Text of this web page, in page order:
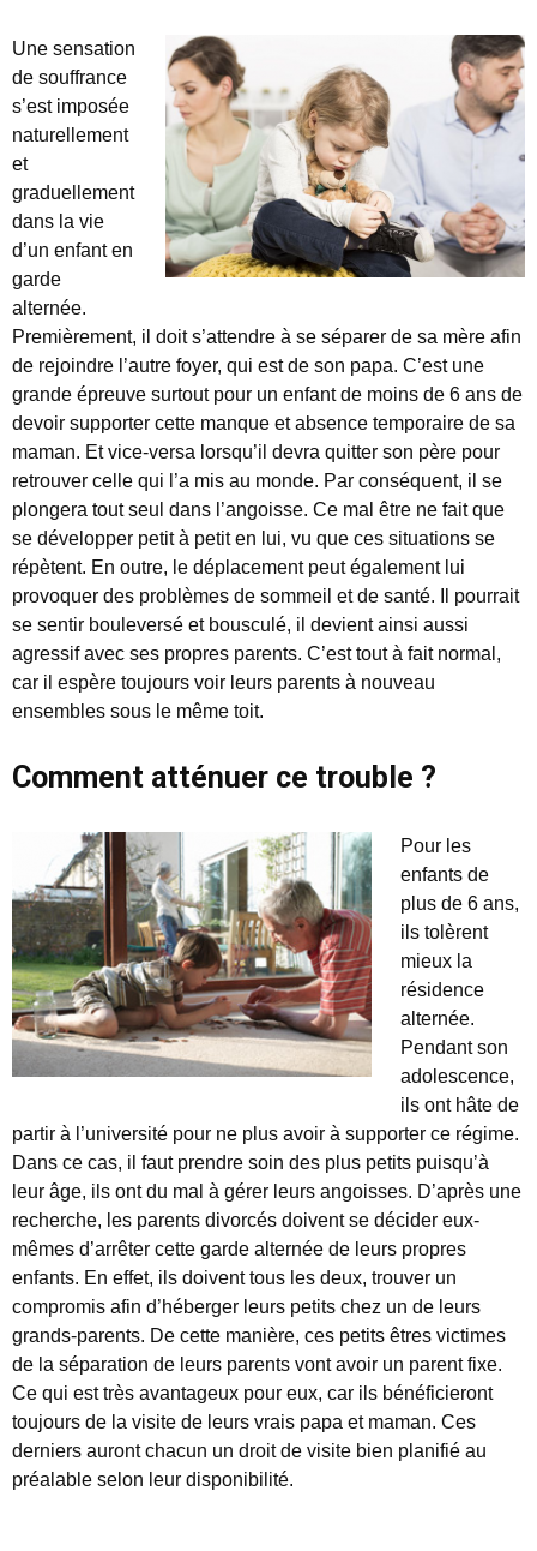
Une sensation
de souffrance
s’est imposée
naturellement
et
graduellement
dans la vie
d’un enfant en
garde
alternée.
Premièrement, il doit s’attendre à se séparer de sa mère afin
de rejoindre l’autre foyer, qui est de son papa. C’est une
grande épreuve surtout pour un enfant de moins de 6 ans de
devoir supporter cette manque et absence temporaire de sa
maman. Et vice-versa lorsqu’il devra quitter son père pour
retrouver celle qui l’a mis au monde. Par conséquent, il se
plongera tout seul dans l’angoisse. Ce mal être ne fait que
se développer petit à petit en lui, vu que ces situations se
répètent. En outre, le déplacement peut également lui
provoquer des problèmes de sommeil et de santé. Il pourrait
se sentir bouleversé et bousculé, il devient ainsi aussi
agressif avec ses propres parents. C’est tout à fait normal,
car il espère toujours voir leurs parents à nouveau
ensembles sous le même toit.
Comment atténuer ce trouble ?
Pour les
enfants de
plus de 6 ans,
ils tolèrent
mieux la
résidence
alternée.
Pendant son
adolescence,
ils ont hâte de
partir à l’université pour ne plus avoir à supporter ce régime.
Dans ce cas, il faut prendre soin des plus petits puisqu’à
leur âge, ils ont du mal à gérer leurs angoisses. D’après une
recherche, les parents divorcés doivent se décider eux-
mêmes d’arrêter cette garde alternée de leurs propres
enfants. En effet, ils doivent tous les deux, trouver un
compromis afin d’héberger leurs petits chez un de leurs
grands-parents. De cette manière, ces petits êtres victimes
de la séparation de leurs parents vont avoir un parent fixe.
Ce qui est très avantageux pour eux, car ils bénéficieront
toujours de la visite de leurs vrais papa et maman. Ces
derniers auront chacun un droit de visite bien planifié au
préalable selon leur disponibilité.